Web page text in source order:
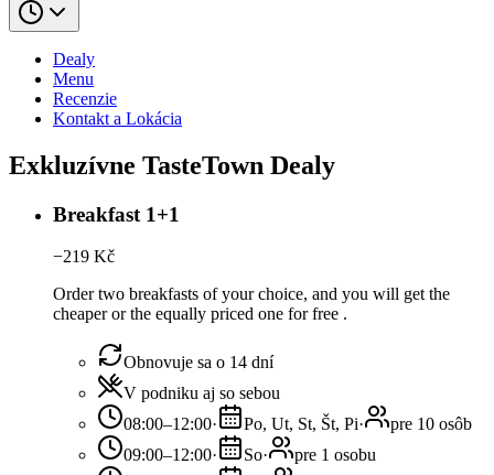
Dealy
Menu
Recenzie
Kontakt a Lokácia
Exkluzívne TasteTown Dealy
Breakfast 1+1
−219 Kč
Order two breakfasts of your choice, and you will get the
cheaper or the equally priced one for free .
Obnovuje sa o 14 dní
V podniku aj so sebou
08:00–12:00· Po, Ut, St, Št, Pi·
pre 10 osôb
09:00–12:00· So·
pre 1 osobu